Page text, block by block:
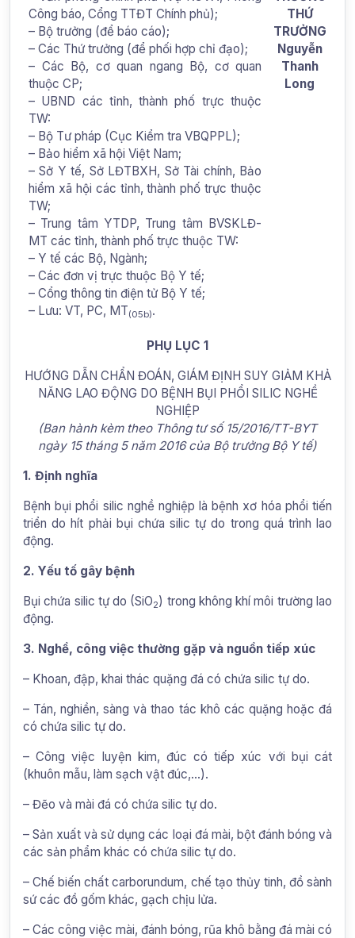
Công báo, Cổng TTĐT Chính phủ);
– Bộ trưởng (để báo cáo);
– Các Thứ trưởng (để phối hợp chỉ đạo);
– Các Bộ, cơ quan ngang Bộ, cơ quan
thuộc CP;
– UBND các tỉnh, thành phố trực thuộc
TW:
– Bộ Tư pháp (Cục Kiểm tra VBQPPL);
– Bảo hiểm xã hội Việt Nam;
– Sở Y tế, Sở LĐTBXH, Sở Tài chính, Bảo
hiểm xã hội các tỉnh, thành phố trực thuộc
TW;
– Trung tâm YTDP, Trung tâm BVSKLĐ-
MT các tỉnh, thành phố trực thuộc TW:
– Y tế các Bộ, Ngành;
– Các đơn vị trực thuộc Bộ Y tế;
– Cổng thông tin điện tử Bộ Y tế;
– Lưu: VT, PC, MT(05b).
THỨ
TRƯỞNG
Nguyễn
Thanh
Long
PHỤ LỤC 1
HƯỚNG DẪN CHẨN ĐOÁN, GIÁM ĐỊNH SUY GIẢM KHẢ
NĂNG LAO ĐỘNG DO BỆNH BỤI PHỔI SILIC NGHỀ
NGHIỆP
(Ban hành kèm theo Thông tư số 15/2016/TT-BYT
ngày 15 tháng 5 năm 2016 của Bộ trưởng Bộ Y tế)
1. Định nghĩa
Bệnh bụi phổi silic nghề nghiệp là bệnh xơ hóa phổi tiến
triển do hít phải bụi chứa silic tự do trong quá trình lao
động.
2. Yếu tố gây bệnh
Bụi chứa silic tự do (SiO2) trong không khí môi trường lao
động.
3. Nghề, công việc thường gặp và nguồn tiếp xúc
– Khoan, đập, khai thác quặng đá có chứa silic tự do.
– Tán, nghiền, sàng và thao tác khô các quặng hoặc đá
có chứa silic tự do.
– Công việc luyện kim, đúc có tiếp xúc với bụi cát
(khuôn mẫu, làm sạch vật đúc,…).
– Đẽo và mài đá có chứa silic tự do.
– Sản xuất và sử dụng các loại đá mài, bột đánh bóng và
các sản phẩm khác có chứa silic tự do.
– Chế biến chất carborundum, chế tạo thủy tinh, đồ sành
sứ các đồ gốm khác, gạch chịu lửa.
– Các công việc mài, đánh bóng, rũa khô bằng đá mài có